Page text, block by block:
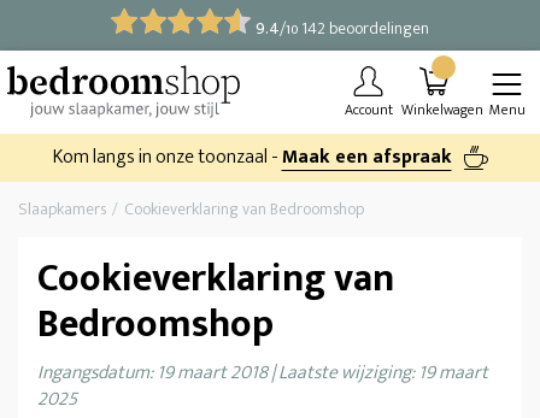
9.4/10 142 beoordelingen
Account Winkelwagen Menu
Kom langs in onze toonzaal -Maak een afspraak
Slaapkamers Cookieverklaring van Bedroomshop
Cookieverklaring van
Bedroomshop
Ingangsdatum: 19 maart 2018 | Laatste wijziging: 19 maart
2025